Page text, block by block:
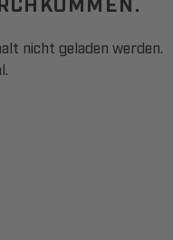
nicht geladen werden.